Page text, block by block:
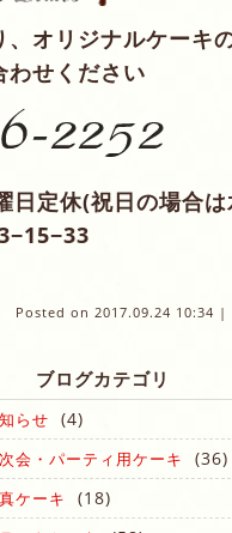
オリジナルケーキ
わせください
定休(祝日の場合
Posted on 2017.09.24 10:34 |
ブログカテゴリ
らせ (4)
会・パーティ用ケーキ (36)
ケーキ (18)